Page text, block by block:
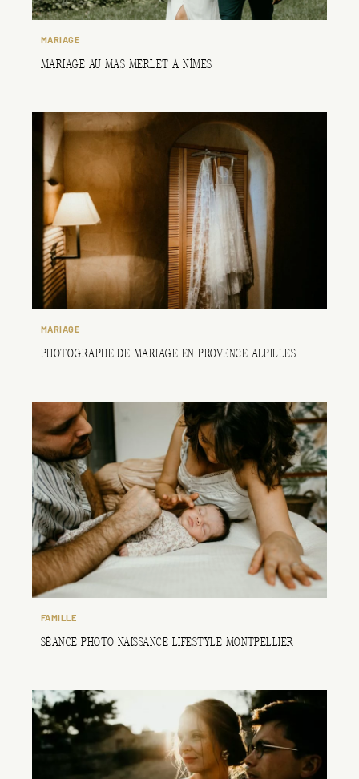
MARIAGE
MARIAGE AU MAS MERLET À NÎMES
MARIAGE
PHOTOGRAPHE DE MARIAGE EN PROVENCE ALPILLES
FAMILLE
SÉANCE PHOTO NAISSANCE LIFESTYLE MONTPELLIER